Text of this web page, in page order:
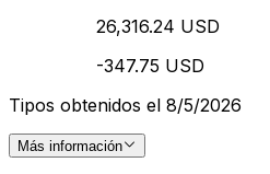
26,316.24 USD
-347.75 USD
Tipos obtenidos el 8/5/2026
Más información